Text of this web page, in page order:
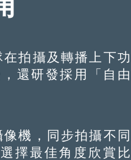
拍攝及轉播上下功
還研發採用「自由
機，同步拍攝不同
擇最佳角度欣賞比